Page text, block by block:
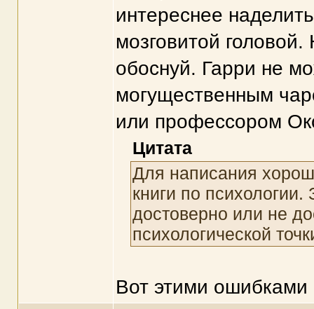
интереснее
мозговитой
обоснуй. Гарри не
могущественным
или профессором
Цитата
Для написания
книги по
достоверно или не
психологической
Вот этими ошибками